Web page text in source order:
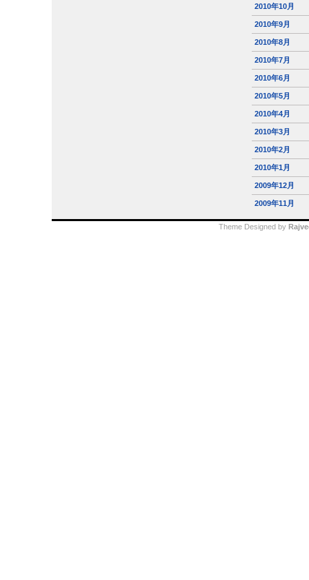
2010年10月
2010年9月
2010年8月
2010年7月
2010年6月
2010年5月
2010年4月
2010年3月
2010年2月
2010年1月
2009年12月
2009年11月
Theme Designed by